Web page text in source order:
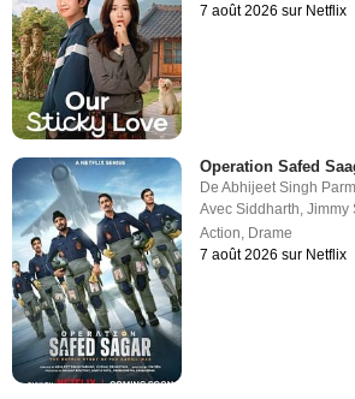
7 août 2026 sur Netflix
Operation Safed
DeAbhijeet Singh
AvecSiddharth,Jimmy
Action, Drame
7 août 2026 sur Netflix